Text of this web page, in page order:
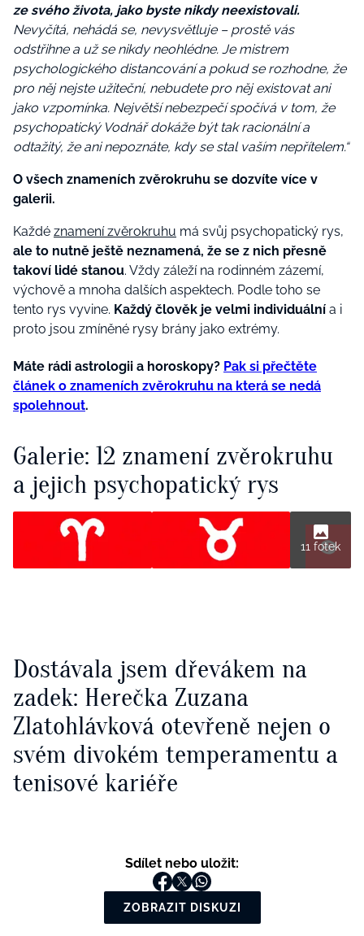
ze svého života, jako byste nikdy neexistovali.
Nevyčítá, nehádá se, nevysvětluje – prostě vás
odstřihne a už se nikdy neohlédne. Je mistrem
psychologického distancování a pokud se rozhodne, že
pro něj nejste užiteční, nebudete pro něj existovat ani
jako vzpomínka. Největší nebezpečí spočívá v tom, že
psychopatický Vodnář dokáže být tak racionální a
odtažitý, že ani nepoznáte, kdy se stal vaším nepřítelem.“
O všech znameních zvěrokruhu se dozvíte více v
galerii.
Každé znamení zvěrokruhu má svůj psychopatický rys,
ale to nutně ještě neznamená, že se z nich přesně
takoví lidé stanou. Vždy záleží na rodinném zázemí,
výchově a mnoha dalších aspektech. Podle toho se
tento rys vyvine. Každý člověk je velmi individuální a i
proto jsou zmíněné rysy brány jako extrémy.
Máte rádi astrologii a horoskopy? Pak si přečtěte
článek o znameních zvěrokruhu na která se nedá
spolehnout.
Galerie: 12 znamení zvěrokruhu
a jejich psychopatický rys
11 fotek
Dostávala jsem dřevákem na
zadek: Herečka Zuzana
Zlatohlávková otevřeně nejen o
svém divokém temperamentu a
tenisové kariéře
Sdílet nebo uložit:
ZOBRAZIT DISKUZI